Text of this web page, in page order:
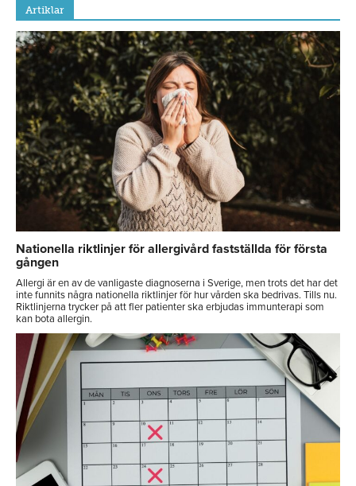
Artiklar
Nationella riktlinjer för allergivård fastställda för första
gången
Allergi är en av de vanligaste diagnoserna i Sverige, men trots det har det
inte funnits några nationella riktlinjer för hur vården ska bedrivas. Tills nu.
Riktlinjerna trycker på att fler patienter ska erbjudas immunterapi som
kan bota allergin.